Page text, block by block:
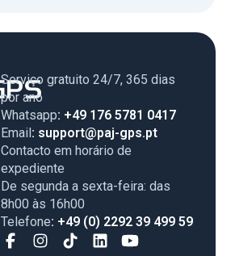
Serviço gratuito 24/7, 365 dias
por ano
Whatsapp: +49 176 5781 0417
Email: support@paj-gps.pt
Contacto em horário de
expediente
De segunda a sexta-feira: das
8h00 às 16h00
Telefone: +49 (0) 2292 39 499 59